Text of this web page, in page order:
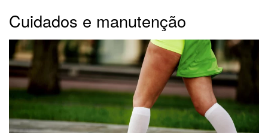
Cuidados e manutenção